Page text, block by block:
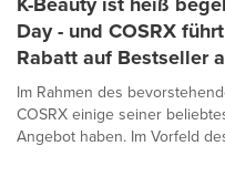
Day - und COSRX
Rabatt auf Bestseller
Im Rahmen des
COSRX einige seiner
Angebot haben. Im Vorfeld